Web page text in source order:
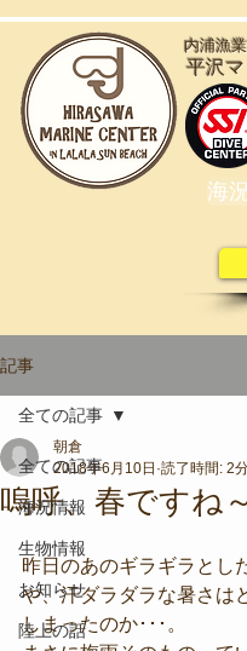
平沢
内浦漁
海
記事
全ての記事
海況情報
生物情報
お知らせ
陸上の話
全ての記事
嗚呼、春ですね
朝倉
2018年6月10日 読了時間: 2
昨日のあのギラギラとし
や、汗ダラダラな暑さは
しまったのか･･･。